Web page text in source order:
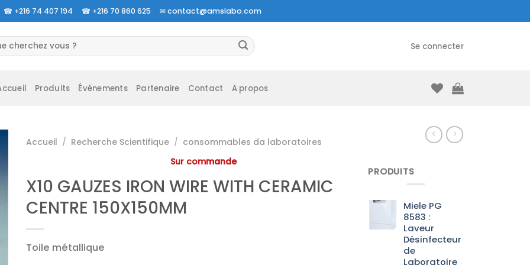
☎ +216 74 407 194 ☎ +216 70 860 625 ✉contact@amslabo.com
Se connecter
Produits Événements Partenaire Contact A propos
Accueil / Recherche Scientifique / consommables da laboratoires
Sur commande
X10 GAUZES IRON WIRE WITH CERAMIC
CENTRE 150X150MM
Toile métallique
PRODUITS
Miele PG
8583 :
Laveur
Désinfecteur
de
Laboratoire